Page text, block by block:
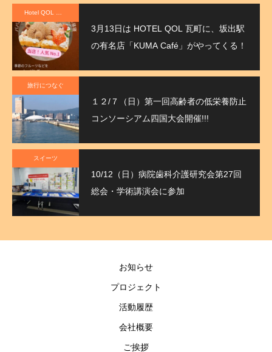
3月13日は HOTEL QOL 瓦町に、坂出駅
の有名店「KUMA Café」がやってくる！
旅行につなぐ
１２/７（日）第一回高齢者の低栄養防止
コンソーシアム四国大会開催!!!
スイーツ
10/12（日）病院歯科介護研究会第27回
総会・学術講演会に参加
お知らせ
プロジェクト
活動履歴
会社概要
ご挨拶